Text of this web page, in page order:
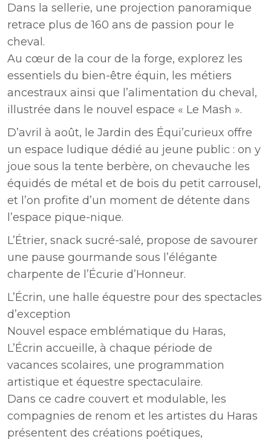
Dans la sellerie, une projection panoramique
retrace plus de 160 ans de passion pour le
cheval.
Au cœur de la cour de la forge, explorez les
essentiels du bien-être équin, les métiers
ancestraux ainsi que l’alimentation du cheval,
illustrée dans le nouvel espace « Le Mash ».
D’avril à août, le Jardin des Équi’curieux offre
un espace ludique dédié au jeune public : on y
joue sous la tente berbère, on chevauche les
équidés de métal et de bois du petit carrousel,
et l’on profite d’un moment de détente dans
l’espace pique-nique.
L’Étrier, snack sucré-salé, propose de savourer
une pause gourmande sous l’élégante
charpente de l’Écurie d’Honneur.
L’Écrin, une halle équestre pour des spectacles
d’exception
Nouvel espace emblématique du Haras,
L’Écrin accueille, à chaque période de
vacances scolaires, une programmation
artistique et équestre spectaculaire.
Dans ce cadre couvert et modulable, les
compagnies de renom et les artistes du Haras
présentent des créations poétiques,